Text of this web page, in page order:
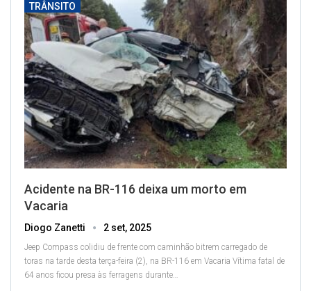
TRÂNSITO
Acidente na BR-116 deixa um morto em
Vacaria
Diogo Zanetti 2 set, 2025
Jeep Compass colidiu de frente com caminhão bitrem carregado de
toras na tarde desta terça-feira (2), na BR-116 em Vacaria Vítima fatal de
64 anos ficou presa às ferragens durante…